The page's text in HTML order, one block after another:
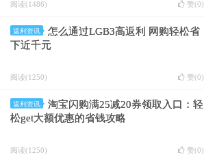
阅读(1486) 赞(0)
返利资讯
怎么通过LGB3高返利 网购轻松省
下近千元
阅读(1250) 赞(0)
返利资讯
淘宝闪购满25减20券领取入口：轻
松get大额优惠的省钱攻略
阅读(1250) 赞(0)